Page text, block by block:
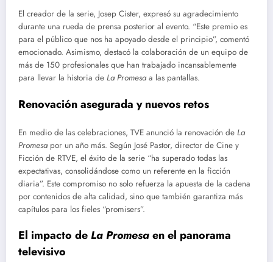
El creador de la serie, Josep Cister, expresó su agradecimiento
durante una rueda de prensa posterior al evento. “Este premio es
para el público que nos ha apoyado desde el principio”, comentó
emocionado. Asimismo, destacó la colaboración de un equipo de
más de 150 profesionales que han trabajado incansablemente
para llevar la historia de La Promesaa las pantallas.
Renovación asegurada y nuevos retos
En medio de las celebraciones, TVE anunció la renovación de La
Promesapor un año más. Según José Pastor, director de Cine y
Ficción de RTVE, el éxito de la serie “ha superado todas las
expectativas, consolidándose como un referente en la ficción
diaria”. Este compromiso no solo refuerza la apuesta de la cadena
por contenidos de alta calidad, sino que también garantiza más
capítulos para los fieles “promisers”.
El impacto deLa Promesaen el panorama
televisivo